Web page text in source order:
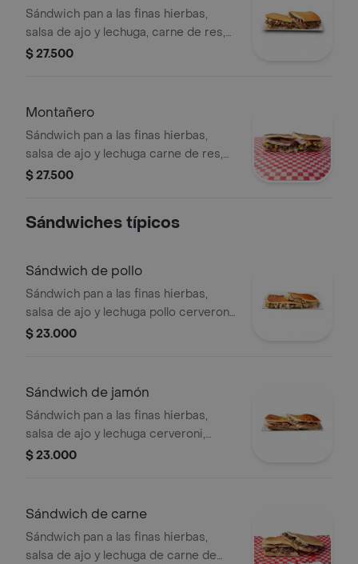
Sándwich pan a las finas hierbas,
salsa de ajo y lechuga, carne de res,
frijol mexicano, jalapeño, cerveroni y
$ 27.500
Montañero
Sándwich pan a las finas hierbas,
salsa de ajo y lechuga carne de res,
maíz tierno, champiñones, tocineta,
$ 27.500
Sándwiches típicos
Sándwich de pollo
Sándwich pan a las finas hierbas,
salsa de ajo y lechuga pollo cerveroni
y queso.
$ 23.000
Sándwich de jamón
Sándwich pan a las finas hierbas,
salsa de ajo y lechuga cerveroni,
jamón y queso.
$ 23.000
Sándwich de carne
Sándwich pan a las finas hierbas,
salsa de ajo y lechuga de carne de